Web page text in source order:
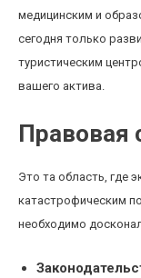
медицинским и
сегодня только
туристическим
вашего актива.
Правовая
Это та область, где
катастрофическим
необходимо